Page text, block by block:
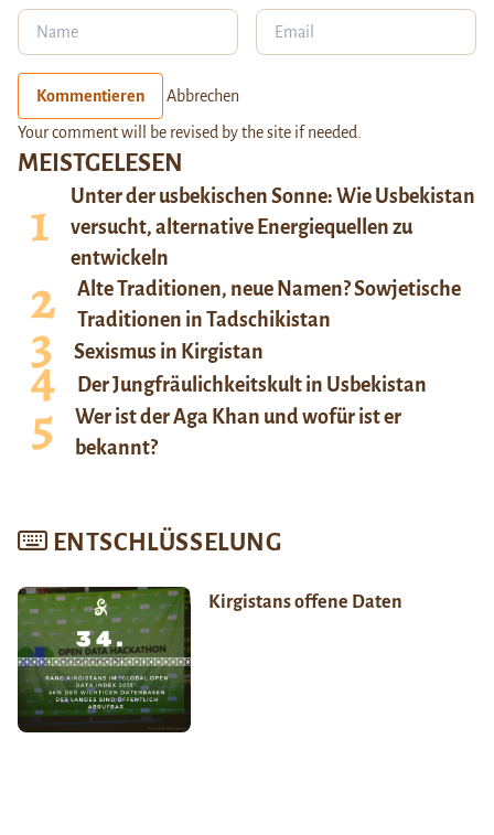
MEISTGELESEN
Unter der usbekischen Sonne: Wie Usbekistan
versucht, alternative Energiequellen zu
entwickeln
Alte Traditionen, neue Namen? Sowjetische
Traditionen in Tadschikistan
Sexismus in Kirgistan
Der Jungfräulichkeitskult in Usbekistan
Wer ist der Aga Khan und wofür ist er
bekannt?
ENTSCHLÜSSELUNG
Kirgistans offene Daten
Kommentieren Abbrechen
Your comment will be revised by the site if needed.